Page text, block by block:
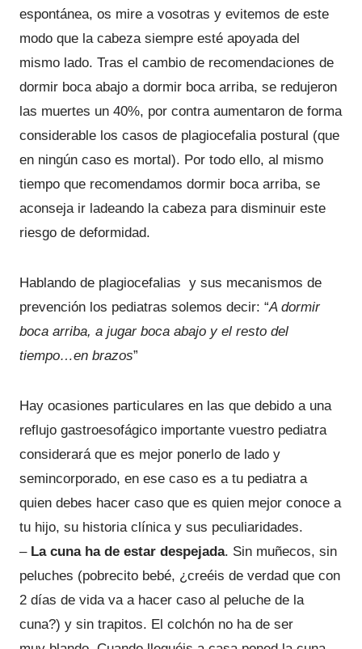
espontánea, os mire a vosotras y evitemos de este
modo que la cabeza siempre esté apoyada del
mismo lado. Tras el cambio de recomendaciones de
dormir boca abajo a dormir boca arriba, se redujeron
las muertes un 40%, por contra aumentaron de forma
considerable los casos de plagiocefalia postural (que
en ningún caso es mortal). Por todo ello, al mismo
tiempo que recomendamos dormir boca arriba, se
aconseja ir ladeando la cabeza para disminuir este
riesgo de deformidad.
Hablando de plagiocefalias y sus mecanismos de
prevención los pediatras solemos decir: “A dormir
boca arriba, a jugar boca abajo y el resto del
tiempo…en brazos”
Hay ocasiones particulares en las que debido a una
reflujo gastroesofágico importante vuestro pediatra
considerará que es mejor ponerlo de lado y
semincorporado, en ese caso es a tu pediatra a
quien debes hacer caso que es quien mejor conoce a
tu hijo, su historia clínica y sus peculiaridades.
– La cuna ha de estar despejada. Sin muñecos, sin
peluches (pobrecito bebé, ¿creéis de verdad que con
2 días de vida va a hacer caso al peluche de la
cuna?) y sin trapitos. El colchón no ha de ser